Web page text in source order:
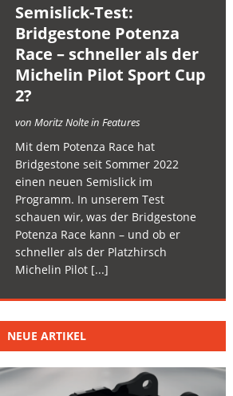
Semislick-Test:
Bridgestone Potenza
Race – schneller als der
Michelin Pilot Sport Cup
2?
von Moritz Nolte in Features
Mit dem Potenza Race hat
Bridgestone seit Sommer 2022
einen neuen Semislick im
Programm. In unserem Test
schauen wir, was der Bridgestone
Potenza Race kann – und ob er
schneller als der Platzhirsch
Michelin Pilot [...]
NEUE ARTIKEL